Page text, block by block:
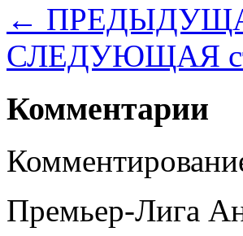
←
СЛЕДУЮЩАЯ
Комментарии
Премьер-Лига